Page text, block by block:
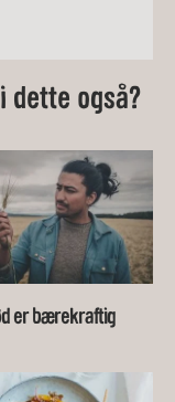
dette også?
er bærekraftig